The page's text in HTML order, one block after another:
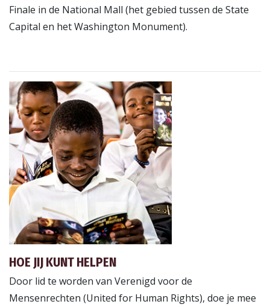
Finale in de National Mall (het gebied tussen de State
Capital en het Washington Monument).
HOE JIJ KUNT HELPEN
Door lid te worden van Verenigd voor de
Mensenrechten (United for Human Rights), doe je mee